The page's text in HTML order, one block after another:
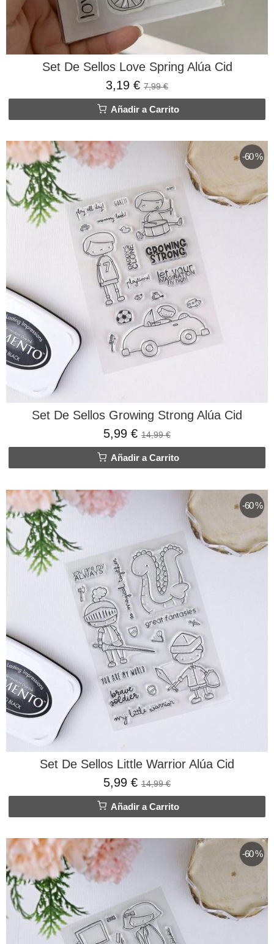
Set De Sellos Love Spring Alúa Cid
3,19 € 7,99 €
Añadir a Carrito
-60 %
Set De Sellos Growing Strong Alúa Cid
5,99 € 14,99 €
Añadir a Carrito
-60 %
Set De Sellos Little Warrior Alúa Cid
5,99 € 14,99 €
Añadir a Carrito
-60 %